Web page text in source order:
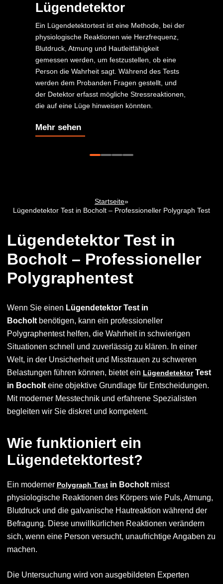
Lügendetektor
Ein Lügendetektortest ist eine Methode, bei der
physiologische Reaktionen wie Herzfrequenz,
Blutdruck, Atmung und Hautleitfähigkeit
gemessen werden, um festzustellen, ob eine
Person die Wahrheit sagt. Während des Tests
werden dem Probanden Fragen gestellt, und
der Detektor erfasst mögliche Stressreaktionen,
die auf eine Lüge hinweisen könnten.
Mehr sehen
Startseite»
Lügendetektor Test in Bocholt – Professioneller Polygraph Test
Lügendetektor Test in
Bocholt – Professioneller
Polygraphentest
Wenn Sie einen Lügendetektor Test in
Bocholtbenötigen, kann ein professioneller
Polygraphentest helfen, die Wahrheit in schwierigen
Situationen schnell und zuverlässig zu klären. In einer
Welt, in der Unsicherheit und Misstrauen zu schweren
Belastungen führen können, bietet ein LügendetektorTest
in Bocholteine objektive Grundlage für Entscheidungen.
Mit moderner Messtechnik und erfahrene Spezialisten
begleiten wir Sie diskret und kompetent.
Wie funktioniert ein
Lügendetektortest?
Ein moderner Polygraph Testin Bocholtmisst
physiologische Reaktionen des Körpers wie Puls, Atmung,
Blutdruck und die galvanische Hautreaktion während der
Befragung. Diese unwillkürlichen Reaktionen verändern
sich, wenn eine Person versucht, unaufrichtige Angaben zu
machen.
Die Untersuchung wird von ausgebildeten Experten